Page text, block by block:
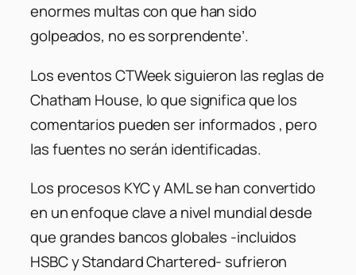
enormes multas con que han sido
golpeados, no es sorprendente’.
Los eventos CTWeek siguieron las reglas de
Chatham House, lo que significa que los
comentarios pueden ser informados , pero
las fuentes no serán identificadas.
Los procesos KYC y AML se han convertido
en un enfoque clave a nivel mundial desde
que grandes bancos globales -incluidos
HSBC y Standard Chartered- sufrieron